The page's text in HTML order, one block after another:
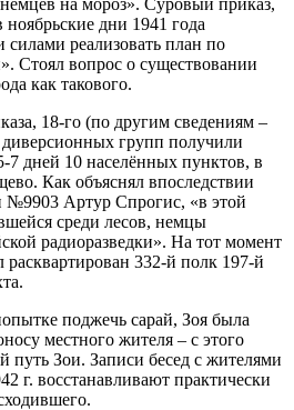
на мороз». Суровый приказ,
дни 1941 года
реализовать план по
Стоял вопрос о существовании
как такового.
18-го (по другим сведениям –
групп получили
7 дней 10 населённых пунктов, в
Как объяснял впоследствии
№9903 Артур Спрогис, «в этой
среди лесов, немцы
радиоразведки». На тот момент
332-й полк 197-й
поджечь сарай, Зоя была
местного жителя – с этого
путь Зои. Записи бесед с жителями
г. восстанавливают практически